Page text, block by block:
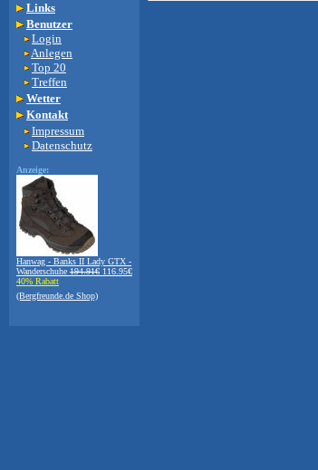
Links
Benutzer
Login
Anlegen
Top 20
Treffen
Wetter
Kontakt
Impressum
Datenschutz
Anzeige:
Hanwag - Banks II Lady GTX -
Wanderschuhe 194.91€ 116.95€
40% Rabatt
(Bergfreunde.de Shop)